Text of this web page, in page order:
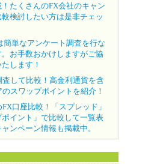
たくさんのFX会社のキャン
検討したい方は是非チェッ
簡単なアンケート調査を行な
。お手数おかけしますがご協
します！
査して比較！高金利通貨を含
スワップポイントを紹介！
口座比較！「スプレッド」
イント」で比較して一覧表
ンペーン情報も掲載中。